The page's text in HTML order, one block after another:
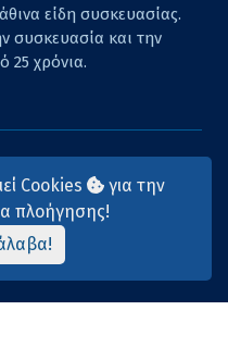
είδη συσκευασίας.
συσκευασία και την
25 χρόνια.
Cookies
για την
πλοήγησης!